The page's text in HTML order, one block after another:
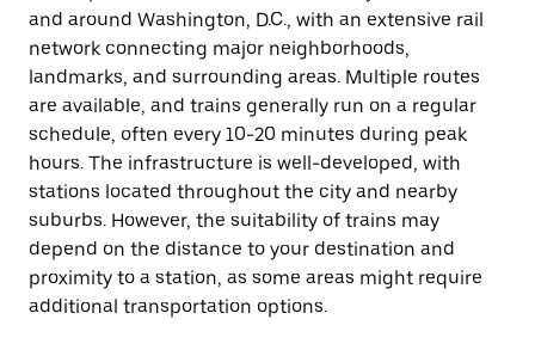
and around Washington, D.C., with an extensive rail
network connecting major neighborhoods,
landmarks, and surrounding areas. Multiple routes
are available, and trains generally run on a regular
schedule, often every 10-20 minutes during peak
hours. The infrastructure is well-developed, with
stations located throughout the city and nearby
suburbs. However, the suitability of trains may
depend on the distance to your destination and
proximity to a station, as some areas might require
additional transportation options.